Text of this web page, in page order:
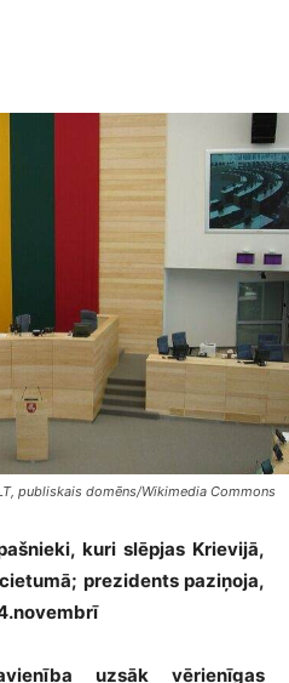
publiskais domēns/Wikimedia Commons
kuri slēpjas Krievijā,
prezidents paziņoja,
uzsāk vērienīgas